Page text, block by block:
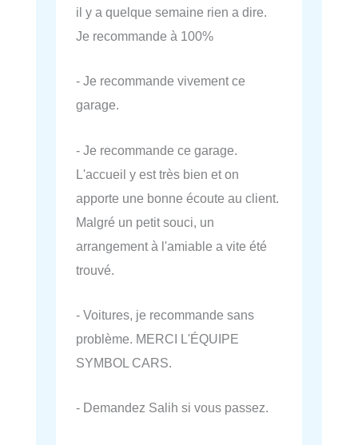
il y a quelque semaine rien a dire.
Je recommande à 100%
- Je recommande vivement ce
garage.
- Je recommande ce garage.
L'accueil y est très bien et on
apporte une bonne écoute au client.
Malgré un petit souci, un
arrangement à l'amiable a vite été
trouvé.
- Voitures, je recommande sans
problème. MERCI L'ÉQUIPE
SYMBOL CARS.
- Demandez Salih si vous passez.